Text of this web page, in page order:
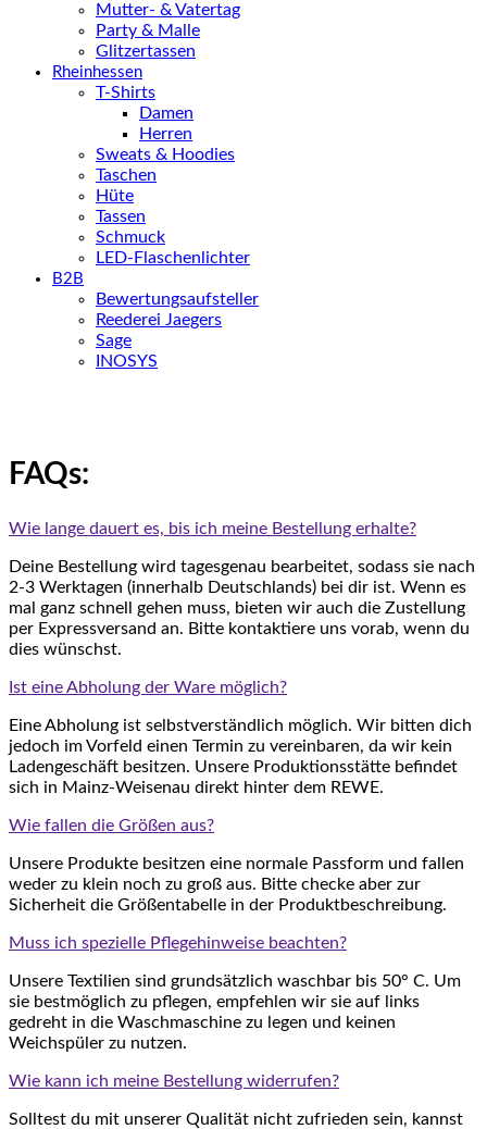
Mutter- & Vatertag
Party & Malle
Glitzertassen
Rheinhessen
T-Shirts
Damen
Herren
Sweats & Hoodies
Taschen
Hüte
Tassen
Schmuck
LED-Flaschenlichter
B2B
Bewertungsaufsteller
Reederei Jaegers
Sage
INOSYS
FAQs:
Wie lange dauert es, bis ich meine Bestellung erhalte?
Deine Bestellung wird tagesgenau bearbeitet, sodass sie nach
2-3 Werktagen (innerhalb Deutschlands) bei dir ist. Wenn es
mal ganz schnell gehen muss, bieten wir auch die Zustellung
per Expressversand an. Bitte kontaktiere uns vorab, wenn du
dies wünschst.
Ist eine Abholung der Ware möglich?
Eine Abholung ist selbstverständlich möglich. Wir bitten dich
jedoch im Vorfeld einen Termin zu vereinbaren, da wir kein
Ladengeschäft besitzen. Unsere Produktionsstätte befindet
sich in Mainz-Weisenau direkt hinter dem REWE.
Wie fallen die Größen aus?
Unsere Produkte besitzen eine normale Passform und fallen
weder zu klein noch zu groß aus. Bitte checke aber zur
Sicherheit die Größentabelle in der Produktbeschreibung.
Muss ich spezielle Pflegehinweise beachten?
Unsere Textilien sind grundsätzlich waschbar bis 50° C. Um
sie bestmöglich zu pflegen, empfehlen wir sie auf links
gedreht in die Waschmaschine zu legen und keinen
Weichspüler zu nutzen.
Wie kann ich meine Bestellung widerrufen?
Solltest du mit unserer Qualität nicht zufrieden sein, kannst